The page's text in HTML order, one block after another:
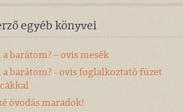
egyéb könyvei
a barátom? – ovis mesék
a barátom? - ovis foglalkoztató füzet
óvodás maradok!